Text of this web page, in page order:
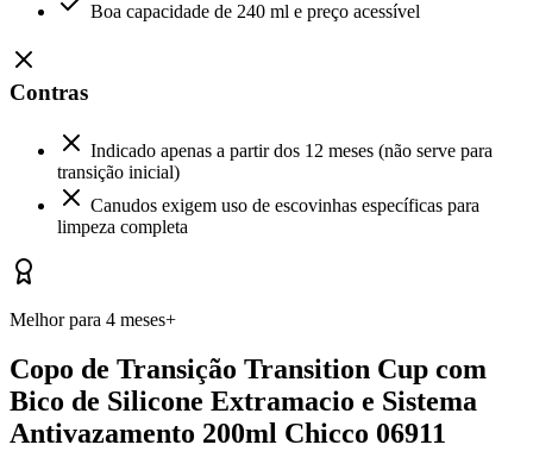
Boa capacidade de 240 ml e preço acessível
Contras
Indicado apenas a partir dos 12 meses (não serve para
transição inicial)
Canudos exigem uso de escovinhas específicas para
limpeza completa
Melhor para 4 meses+
Copo de Transição Transition Cup com
Bico de Silicone Extramacio e Sistema
Antivazamento 200ml Chicco 06911